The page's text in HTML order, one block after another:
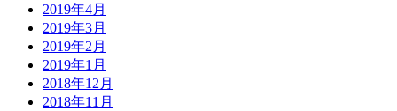
2019年4月
2019年3月
2019年2月
2019年1月
2018年12月
2018年11月